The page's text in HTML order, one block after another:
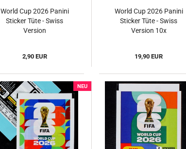
World Cup 2026 Panini
Sticker Tüte - Swiss
Version
2,90 EUR
World Cup 2026 Panini
Sticker Tüte - Swiss
Version 10x
19,90 EUR
NEU